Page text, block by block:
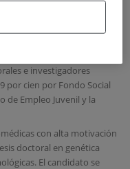
de Investigación
e investigadores
por cien por Fondo Social
de Empleo Juvenil y la
con alta motivación
doctoral en genética
El candidato se